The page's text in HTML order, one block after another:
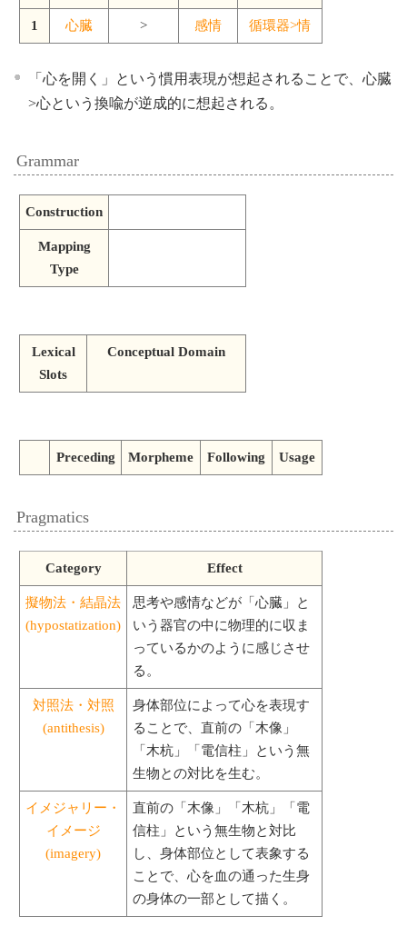
1 心臓 > 感情 循環器>情
「心を開く」という慣用表現が想起されることで、心臓
>心という換喩が逆成的に想起される。
Grammar
Construction
Mapping
Type
Lexical
Slots
Conceptual Domain
Preceding Morpheme Following Usage
Pragmatics
Category Effect
擬物法・結晶法
(hypostatization)
思考や感情などが「心臓」と
いう器官の中に物理的に収ま
っているかのように感じさせ
る。
対照法・対照
(antithesis)
身体部位によって心を表現す
ることで、直前の「木像」
「木杭」「電信柱」という無
生物との対比を生む。
イメジャリー・
イメージ
(imagery)
直前の「木像」「木杭」「電
信柱」という無生物と対比
し、身体部位として表象する
ことで、心を血の通った生身
の身体の一部として描く。